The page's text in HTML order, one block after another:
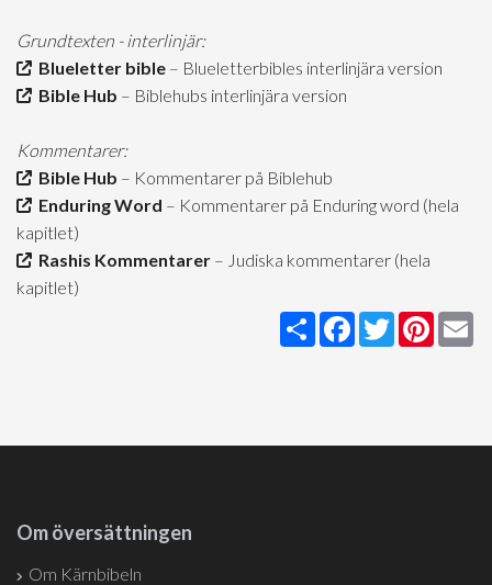
Grundtexten - interlinjär:
Blueletter bible – Blueletterbibles interlinjära version
Bible Hub – Biblehubs interlinjära version
Kommentarer:
Bible Hub – Kommentarer på Biblehub
Enduring Word – Kommentarer på Enduring word (hela
kapitlet)
Rashis Kommentarer – Judiska kommentarer (hela
kapitlet)
Share Facebook
Twitter
Om översättningen
Om Kärnbibeln